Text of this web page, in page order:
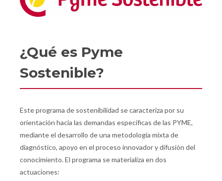
¿Qué es Pyme
Sostenible?
Este programa de sostenibilidad se caracteriza por su
orientación hacia las demandas específicas de las PYME,
mediante el desarrollo de una metodología mixta de
diagnóstico, apoyo en el proceso innovador y difusión del
conocimiento. El programa se materializa en dos
actuaciones: